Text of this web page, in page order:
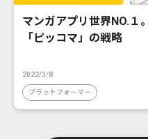
マンガアプリ世界NO.１
「ピッコマ」の戦略
2022/3/8
プラットフォーマー